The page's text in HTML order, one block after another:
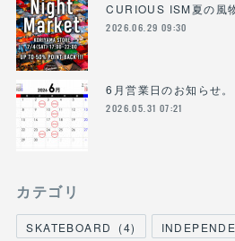
CURIOUS ISM夏の風
2026.06.29 09:30
6月営業日のお知らせ。
2026.05.31 07:21
カテゴリ
SKATEBOARD (4)